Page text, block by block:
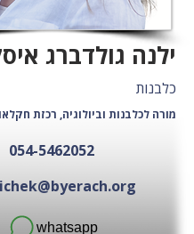
ילנה גולדברג
כלבנות
מורה לכלבנות וביולוגיה, רכזת
054-5462052
whatsapp